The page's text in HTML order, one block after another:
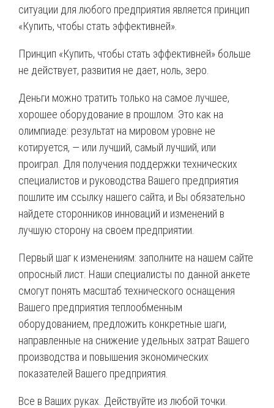
ситуации для любого предприятия является принцип
«Купить, чтобы стать эффективней».
Принцип «Купить, чтобы стать эффективней» больше
не действует, развития не дает, ноль, зеро.
Деньги можно тратить только на самое лучшее,
хорошее оборудование в прошлом. Это как на
олимпиаде: результат на мировом уровне не
котируется, — или лучший, самый лучший, или
проиграл. Для получения поддержки технических
специалистов и руководства Вашего предприятия
пошлите им ссылку нашего сайта, и Вы обязательно
найдете сторонников инноваций и изменений в
лучшую сторону на своем предприятии.
Первый шаг к изменениям: заполните на нашем сайте
опросный лист. Наши специалисты по данной анкете
смогут понять масштаб технического оснащения
Вашего предприятия теплообменным
оборудованием, предложить конкретные шаги,
направленные на снижение удельных затрат Вашего
производства и повышения экономических
показателей Вашего предприятия.
Все в Ваших руках. Действуйте из любой точки.